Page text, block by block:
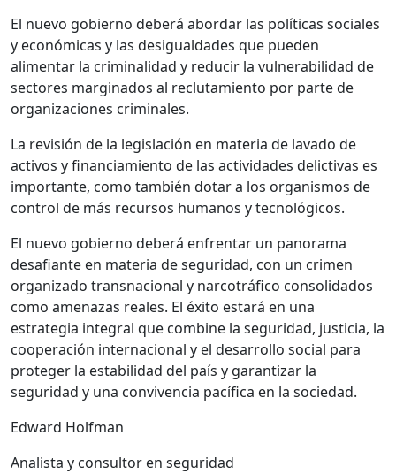
El nuevo gobierno deberá abordar las políticas sociales
y económicas y las desigualdades que pueden
alimentar la criminalidad y reducir la vulnerabilidad de
sectores marginados al reclutamiento por parte de
organizaciones criminales.
La revisión de la legislación en materia de lavado de
activos y financiamiento de las actividades delictivas es
importante, como también dotar a los organismos de
control de más recursos humanos y tecnológicos.
El nuevo gobierno deberá enfrentar un panorama
desafiante en materia de seguridad, con un crimen
organizado transnacional y narcotráfico consolidados
como amenazas reales. El éxito estará en una
estrategia integral que combine la seguridad, justicia, la
cooperación internacional y el desarrollo social para
proteger la estabilidad del país y garantizar la
seguridad y una convivencia pacífica en la sociedad.
Edward Holfman
Analista y consultor en seguridad